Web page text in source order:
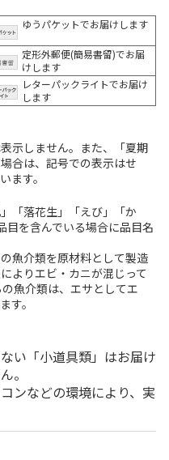
ゆうパケットでお届けします
定形外郵便(簡易書留)でお届
けします
レターパックライトでお届け
します
示しません。また、「夏期
合は、記号での表示はせ
ます。
「落花生」「えび」「か
目を含んでいる場合に品目名
魚介類を原材料として製造
よりエビ・カニが混じって
魚介類は、エサとしてエ
す。
い「小道具類」はお届け
。
ンなどの環境により、実